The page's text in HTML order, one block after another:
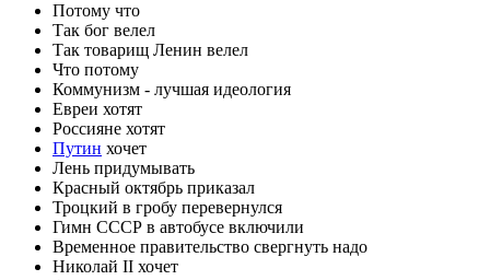
Потому что
Так бог велел
Так товарищ Ленин велел
Что потому
Коммунизм - лучшая идеология
Евреи хотят
Россияне хотят
Путин хочет
Лень придумывать
Красный октябрь приказал
Троцкий в гробу перевернулся
Гимн СССР в автобусе включили
Временное правительство свергнуть надо
Николай II хочет